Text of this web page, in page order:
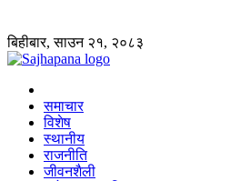
बिहीबार, साउन २१, २०८३
समाचार
विशेष
स्थानीय
राजनीति
जीवनशैली